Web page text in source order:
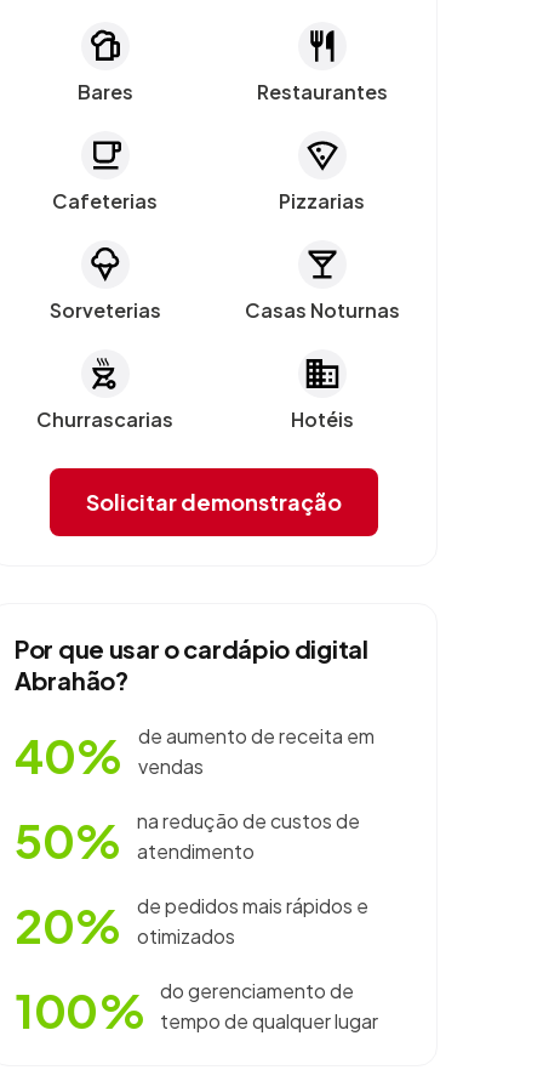
Bares Restaurantes
Cafeterias Pizzarias
Sorveterias Casas Noturnas
Churrascarias Hotéis
Solicitar demonstração
Por que usar o cardápio digital
Abrahão?
40%
de aumento de receita em
vendas
50%
na redução de custos de
atendimento
20%
de pedidos mais rápidos e
otimizados
100%
do gerenciamento de
tempo de qualquer lugar